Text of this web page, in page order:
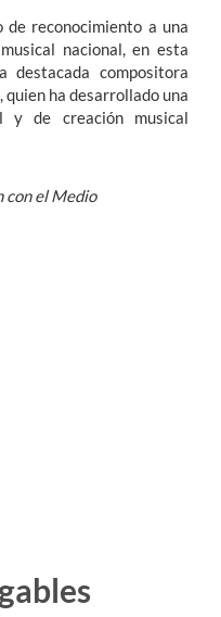
reconocimiento a una
nacional, en esta
compositora
ha desarrollado una
y de creación musical
con el Medio